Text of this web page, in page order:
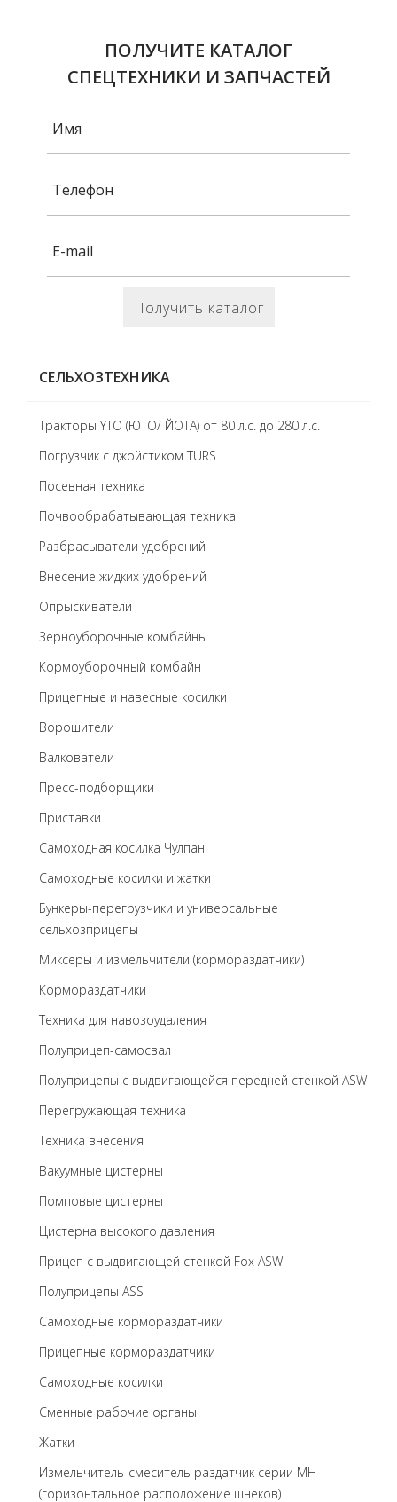
ПОЛУЧИТЕ КАТАЛОГ
СПЕЦТЕХНИКИ И ЗАПЧАСТЕЙ
Получить каталог
СЕЛЬХОЗТЕХНИКА
Тракторы YTO (ЮТО/ ЙОТА) от 80 л.с. до 280 л.с.
Погрузчик с джойстиком TURS
Посевная техника
Почвообрабатывающая техника
Разбрасыватели удобрений
Внесение жидких удобрений
Опрыскиватели
Зерноуборочные комбайны
Кормоуборочный комбайн
Прицепные и навесные косилки
Ворошители
Валкователи
Пресс-подборщики
Приставки
Самоходная косилка Чулпан
Самоходные косилки и жатки
Бункеры-перегрузчики и универсальные
сельхозприцепы
Миксеры и измельчители (кормораздатчики)
Кормораздатчики
Техника для навозоудаления
Полуприцеп-самосвал
Полуприцепы с выдвигающейся передней стенкой ASW
Перегружающая техника
Техника внесения
Вакуумные цистерны
Помповые цистерны
Цистерна высокого давления
Прицеп с выдвигающей стенкой Fox ASW
Полуприцепы ASS
Самоходные кормораздатчики
Прицепные кормораздатчики
Самоходные косилки
Сменные рабочие органы
Жатки
Измельчитель-смеситель раздатчик серии MH
(горизонтальное расположение шнеков)